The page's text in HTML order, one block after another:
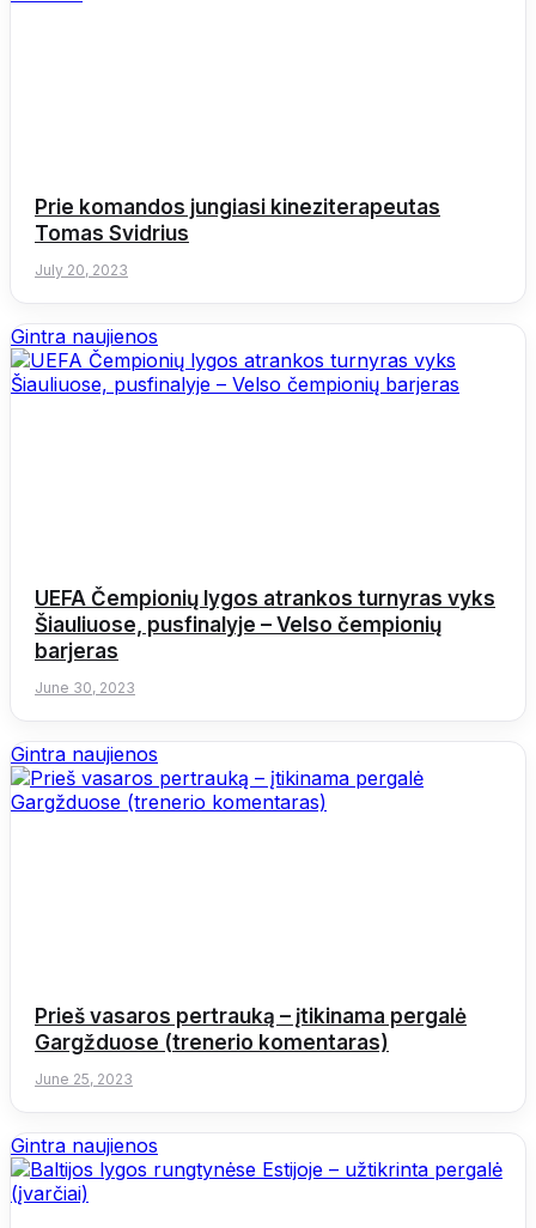
Prie komandos jungiasi kineziterapeutas
Tomas Svidrius
July 20, 2023
Gintra naujienos
UEFA Čempionių lygos atrankos turnyras vyks
Šiauliuose, pusfinalyje – Velso čempionių
barjeras
June 30, 2023
Gintra naujienos
Prieš vasaros pertrauką – įtikinama pergalė
Gargžduose (trenerio komentaras)
June 25, 2023
Gintra naujienos